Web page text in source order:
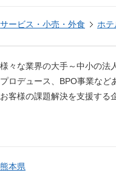
サービス・小売・外食 ホ
様々な業界の大手～中小の法
プロデュース、BPO事業など
お客様の課題解決を支援する
熊本県